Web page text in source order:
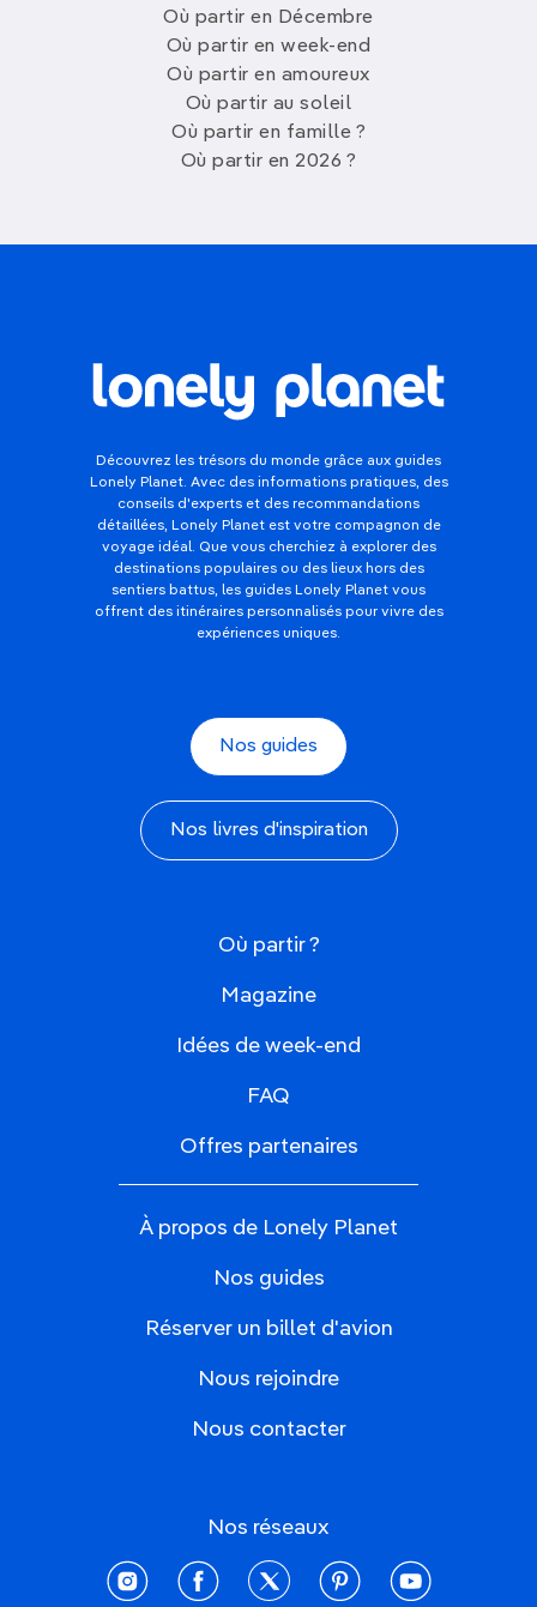
Où partir en Décembre
Où partir en week-end
Où partir en amoureux
Où partir au soleil
Où partir en famille ?
Où partir en 2026 ?
Découvrez les trésors du monde grâce aux guides
Lonely Planet. Avec des informations pratiques, des
conseils d'experts et des recommandations
détaillées, Lonely Planet est votre compagnon de
voyage idéal. Que vous cherchiez à explorer des
destinations populaires ou des lieux hors des
sentiers battus, les guides Lonely Planet vous
offrent des itinéraires personnalisés pour vivre des
expériences uniques.
Nos guides
Nos livres d'inspiration
Où partir ?
Magazine
Idées de week-end
FAQ
Offres partenaires
À propos de Lonely Planet
Nos guides
Réserver un billet d'avion
Nous rejoindre
Nous contacter
Nos réseaux
instagramfacebooktwitter pinterestyoutube